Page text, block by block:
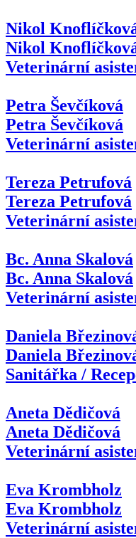
Nikol
Nikol
Veterinární
Petra Ševčíková
Petra Ševčíková
Veterinární
Tereza Petrufová
Tereza Petrufová
Veterinární
Bc. Anna Skalová
Bc. Anna Skalová
Veterinární
Daniela
Daniela
Sanitářka /
Aneta Dědičová
Aneta Dědičová
Veterinární
Eva Krombholz
Eva Krombholz
Veterinární